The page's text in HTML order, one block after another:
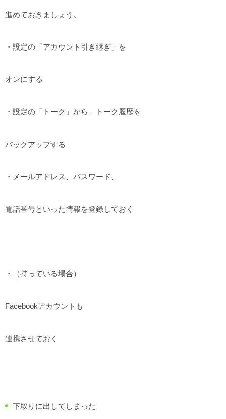
進めておきましょう。
・設定の「アカウント引き継ぎ」を
オンにする
・設定の「トーク」から、トーク履歴を
バックアップする
・メールアドレス、パスワード、
電話番号といった情報を登録しておく
・（持っている場合）
Facebookアカウントも
連携させておく
下取りに出してしまった